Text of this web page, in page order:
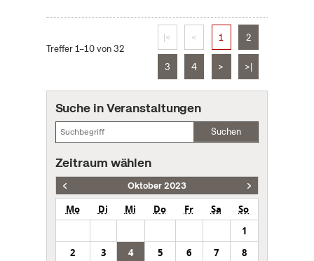
Treffer 1–10 von 32
|< < 1 2
3 4 > >|
Suche in Veranstaltungen
Suchen
Zeitraum wählen
Oktober 2023
Mo Di Mi Do Fr Sa
So
1
2
3 4 5 6 7
8